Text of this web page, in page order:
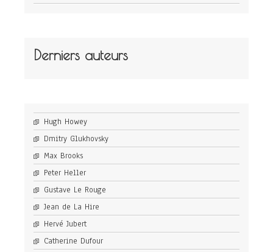
Derniers auteurs
Hugh Howey
Dmitry Glukhovsky
Max Brooks
Peter Heller
Gustave Le Rouge
Jean de La Hire
Hervé Jubert
Catherine Dufour